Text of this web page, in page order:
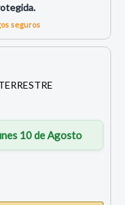
seguros
10 de Agosto